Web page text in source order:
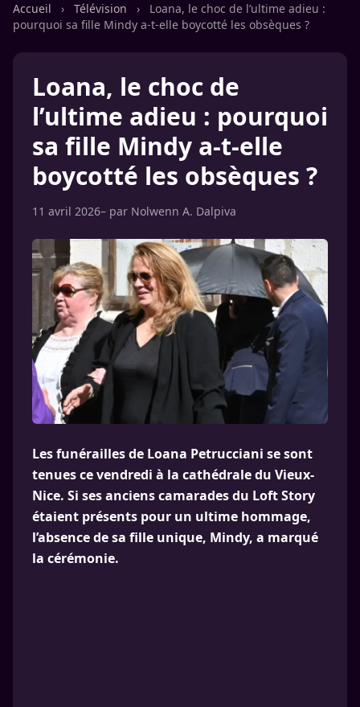
Accueil › Télévision ›
Loana, le choc de l’ultime adieu :
pourquoi sa fille Mindy a-t-elle boycotté les obsèques ?
Loana, le choc de
l’ultime adieu : pourquoi
sa fille Mindy a-t-elle
boycotté les obsèques ?
11 avril 2026– par Nolwenn A. Dalpiva
Les funérailles de Loana Petrucciani se sont
tenues ce vendredi à la cathédrale du Vieux-
Nice. Si ses anciens camarades du Loft Story
étaient présents pour un ultime hommage,
l’absence de sa fille unique, Mindy, a marqué
la cérémonie.